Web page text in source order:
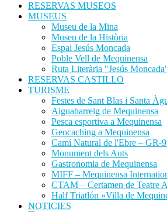
RESERVAS MUSEOS
MUSEUS
Museu de la Mina
Museu de la Història
Espai Jesús Moncada
Poble Vell de Mequinensa
Ruta Literària "Jesús
RESERVAS CASTILLO
TURISME
Festes de Sant Blas i Santa
Aiguabarreig de Mequinensa
Pesca esportiva a Mequinensa
Geocaching a Mequinensa
Camí Natural de l'Ebre – GR-
Monument dels Auts
Gastronomia de Mequinensa
MIFF – Mequinensa
CTAM – Certamen de Teatre
Half Triatlón «Villa de
NOTICIES